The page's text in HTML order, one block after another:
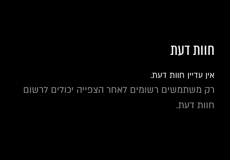
חוות דעת
אין עדיין חוות דעת.
רק משתמשים רשומים לאחר הצפייה יכולים לרשום
חוות דעת.